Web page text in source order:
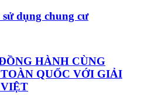
dụng chung cư
HÀNH CÙNG
QUỐC VỚI GIẢI